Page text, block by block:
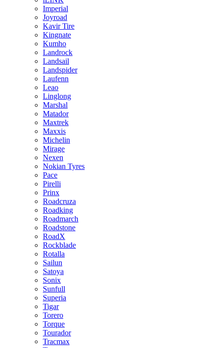
Imperial
Joyroad
Kavir Tire
Kingnate
Kumho
Landrock
Landsail
Landspider
Laufenn
Leao
Linglong
Marshal
Matador
Maxtrek
Maxxis
Michelin
Mirage
Nexen
Nokian Tyres
Pace
Pirelli
Prinx
Roadcruza
Roadking
Roadmarch
Roadstone
RoadX
Rockblade
Rotalla
Sailun
Satoya
Sonix
Sunfull
Superia
Tigar
Torero
Torque
Tourador
Tracmax